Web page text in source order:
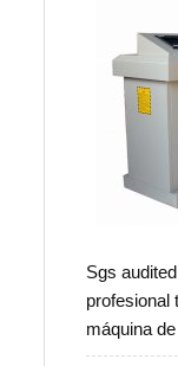
Sgs
profesional
máquina